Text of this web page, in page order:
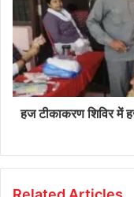
हज टीकाकरण शिविर में